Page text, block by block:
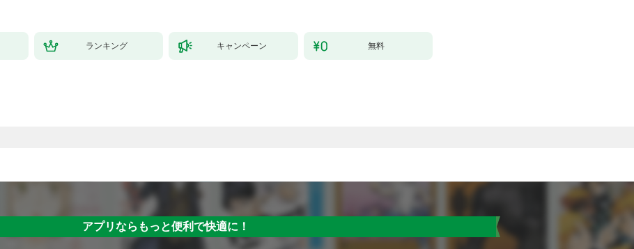
ランキング キャンペーン 無料
アプリならもっと便利で快適に！